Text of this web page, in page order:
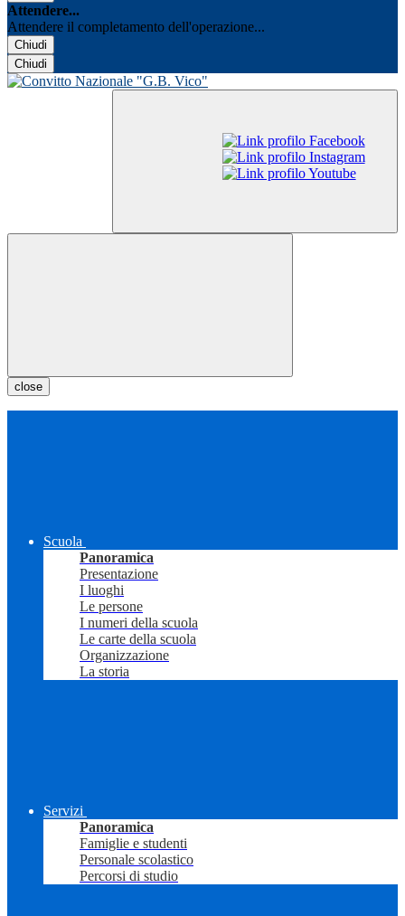
Attendere...
Attendere il completamento dell'operazione...
Chiudi
Chiudi
close
Scuola
Panoramica
Presentazione
I luoghi
Le persone
I numeri della scuola
Le carte della scuola
Organizzazione
La storia
Servizi
Panoramica
Famiglie e studenti
Personale scolastico
Percorsi di studio